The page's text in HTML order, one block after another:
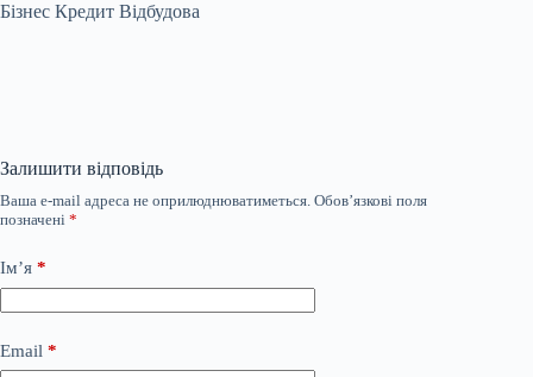
Бізнес Кредит Відбудова
Залишити відповідь
Ваша e-mail адреса не оприлюднюватиметься. Обов’язкові поля
позначені *
Ім’я *
Email *